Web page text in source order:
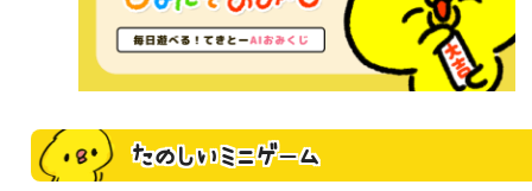
たのしいミニゲーム